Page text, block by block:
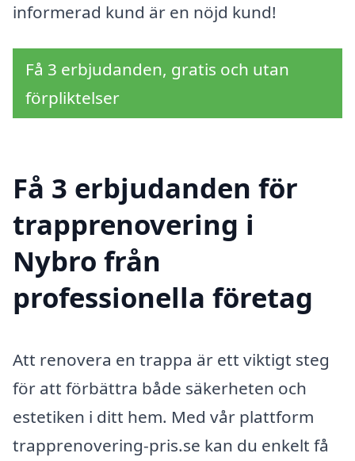
informerad kund är en nöjd kund!
Få 3 erbjudanden, gratis och utan
förpliktelser
Få 3 erbjudanden för
trapprenovering i
Nybro från
professionella företag
Att renovera en trappa är ett viktigt steg
för att förbättra både säkerheten och
estetiken i ditt hem. Med vår plattform
trapprenovering-pris.se kan du enkelt få